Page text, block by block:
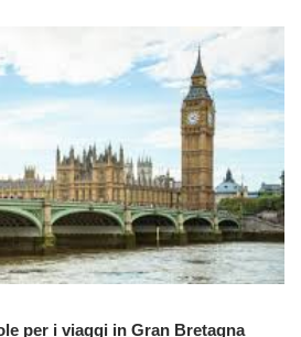
per i viaggi in Gran Bretagna